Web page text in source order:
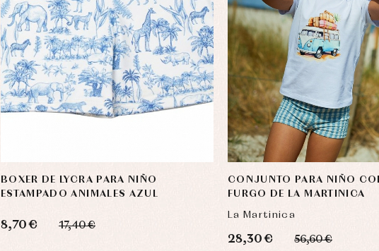
BOXER DE LYCRA PARA NIÑO
ESTAMPADO ANIMALES AZUL
8,70 € 17,40 €
CONJUNTO PARA NIÑO
FURGO DE LA MARTINICA
La Martinica
28,30 € 56,60 €